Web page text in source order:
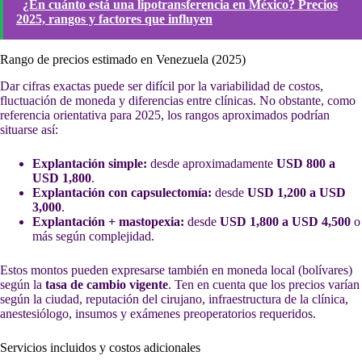
¿En cuánto está una lipotransferencia en México? Precios
2025, rangos y factores que influyen
Rango de precios estimado en Venezuela (2025)
Dar cifras exactas puede ser difícil por la variabilidad de costos,
fluctuación de moneda y diferencias entre clínicas. No obstante, como
referencia orientativa para 2025, los rangos aproximados podrían
situarse así:
Explantación simple: desde aproximadamente USD 800 a
USD 1,800.
Explantación con capsulectomía: desde USD 1,200 a USD
3,000.
Explantación + mastopexia: desde USD 1,800 a USD 4,500 o
más según complejidad.
Estos montos pueden expresarse también en moneda local (bolívares)
según la tasa de cambio vigente. Ten en cuenta que los precios varían
según la ciudad, reputación del cirujano, infraestructura de la clínica,
anestesiólogo, insumos y exámenes preoperatorios requeridos.
Servicios incluidos y costos adicionales